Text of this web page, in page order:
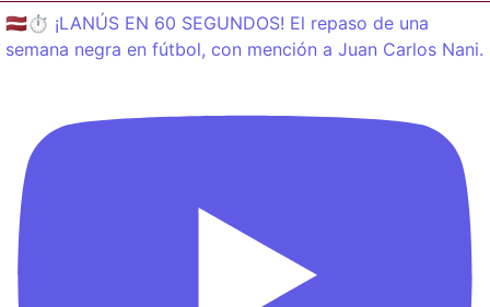
🇱🇻⏱️ ¡LANÚS EN 60 SEGUNDOS! El repaso de una
semana negra en fútbol, con mención a Juan Carlos Nani.